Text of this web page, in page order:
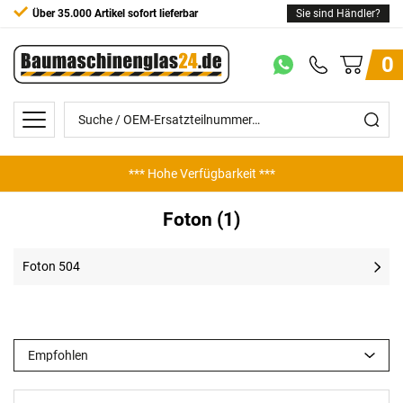
Über 35.000 Artikel sofort lieferbar Sie sind Händler?
0
*** Hohe Verfügbarkeit ***
Foton (1)
Foton 504